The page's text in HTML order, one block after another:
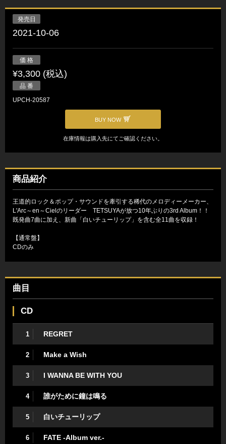
発売日
2021-10-06
価 格
¥3,300 (税込)
品 番
UPCH-20587
BUY NOW
在庫情報は購入先にてご確認ください。
商品紹介
王道的ロック＆ポップ・サウンドを牽引する稀代のメロディーメーカー、
L'Arc～en～Cielのリーダー TETSUYAが放つ10年ぶりの3rd Album！！
既発曲7曲に加え、新曲「白いチューリップ」を含む全11曲を収録！
【通常盤】
CDのみ
曲目
CD
1 REGRET
2 Make a Wish
3 I WANNA BE WITH YOU
4 誰がために鐘は鳴る
5 白いチューリップ
6 FATE -Album ver.-